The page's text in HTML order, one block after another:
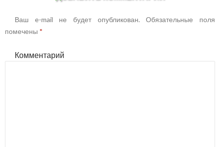
Ваш e-mail не будет опубликован. Обязательные поля
помечены *
Комментарий